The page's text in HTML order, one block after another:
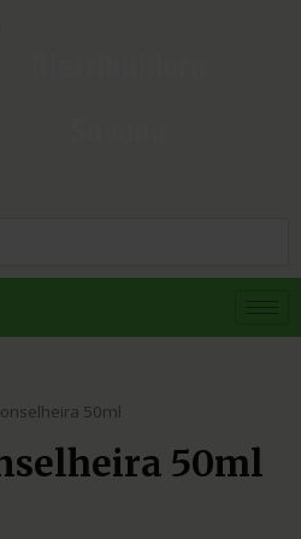
50ml
50ml